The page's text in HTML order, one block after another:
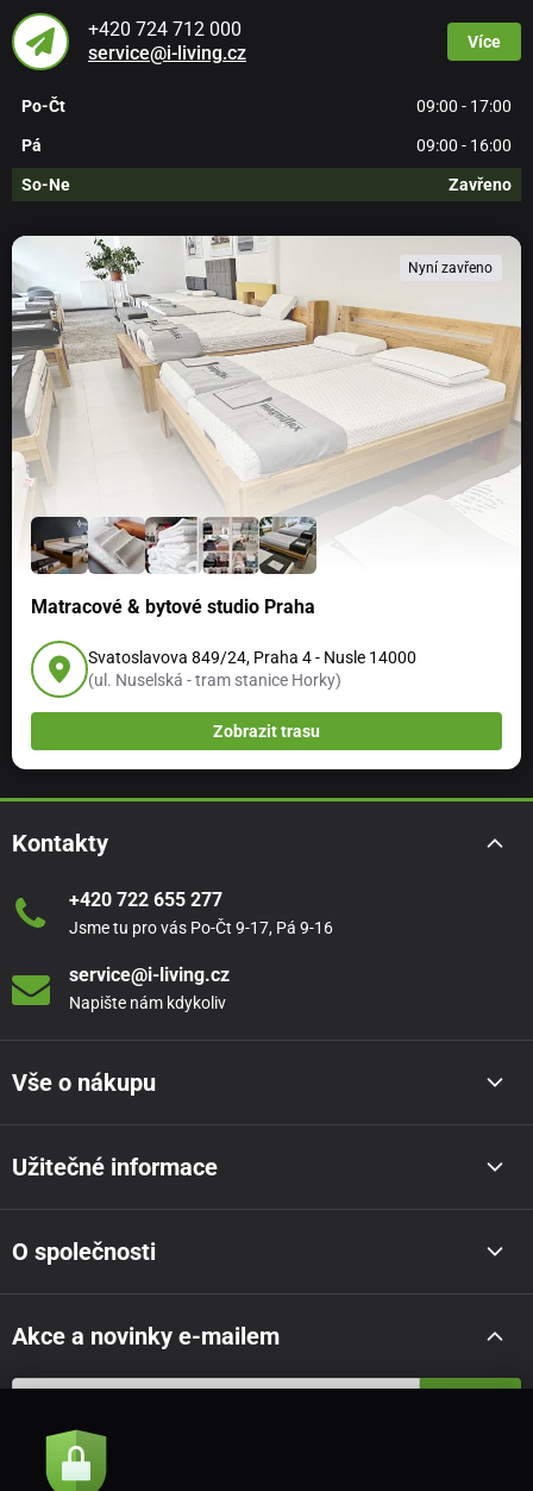
+420 724 712 000
service@i-living.cz
Více
Po-Čt 09:00 - 17:00
Pá 09:00 - 16:00
So-Ne Zavřeno
Nyní zavřeno
Matracové & bytové studio Praha
Svatoslavova 849/24, Praha 4 - Nusle 14000
(ul. Nuselská - tram stanice Horky)
Zobrazit trasu
Kontakty
+420 722 655 277
Jsme tu pro vás Po-Čt 9-17, Pá 9-16
service@i-living.cz
Napište nám kdykoliv
Vše o nákupu
Užitečné informace
O společnosti
Akce a novinky e-mailem
Souhlasím se